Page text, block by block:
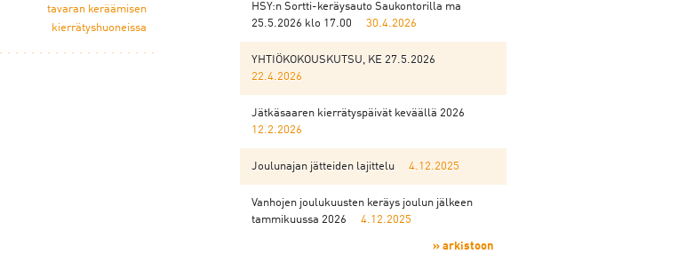
tavaran keräämisen
kierrätyshuoneissa
HSY:n Sortti-keräysauto Saukontorilla ma
25.5.2026 klo 17.00
30.4.2026
YHTIÖKOKOUSKUTSU, KE 27.5.2026
22.4.2026
Jätkäsaaren kierrätyspäivät keväällä 2026
12.2.2026
Joulunajan jätteiden lajittelu 4.12.2025
Vanhojen joulukuusten keräys joulun jälkeen
tammikuussa 2026
4.12.2025
» arkistoon